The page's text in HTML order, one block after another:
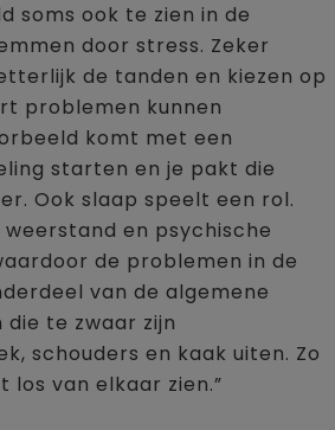
soms ook te zien in de
door stress. Zeker
de tanden en kiezen op
problemen kunnen
komt met een
starten en je pakt die
Ook slaap speelt een rol.
en psychische
de problemen in de
van de algemene
te zwaar zijn
schouders en kaak uiten. Zo
van elkaar zien.”